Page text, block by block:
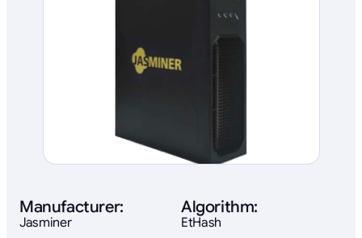
Manufacturer:
Jasminer
Algorithm:
EtHash